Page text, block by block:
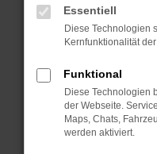
das Laden
Funktioniert die
oder in einem
Das kann
Probleme zu
Stelle sicher,
Betriebssystem
Essentiell
Diese Technologien
Kernfunktionalität
Funktional
Diese Technologien
der Webseite.
Maps, Chats,
werden aktiviert.